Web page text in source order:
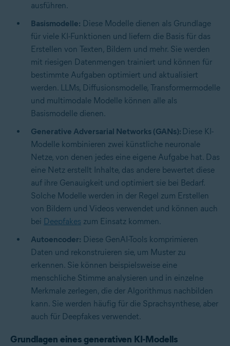
ausführen.
Basismodelle: Diese Modelle dienen als Grundlage
für viele KI-Funktionen und liefern die Basis für das
Erstellen von Texten, Bildern und mehr. Sie werden
mit riesigen Datenmengen trainiert und können für
bestimmte Aufgaben optimiert und aktualisiert
werden. LLMs, Diffusionsmodelle, Transformermodelle
und multimodale Modelle können alle als
Basismodelle dienen.
Generative Adversarial Networks (GANs): Diese KI-
Modelle kombinieren zwei künstliche neuronale
Netze, von denen jedes eine eigene Aufgabe hat. Das
eine Netz erstellt Inhalte, das andere bewertet diese
auf ihre Genauigkeit und optimiert sie bei Bedarf.
Solche Modelle werden in der Regel zum Erstellen
von Bildern und Videos verwendet und können auch
bei Deepfakes zum Einsatz kommen.
Autoencoder: Diese GenAI-Tools komprimieren
Daten und rekonstruieren sie, um Muster zu
erkennen. Sie können beispielsweise eine
menschliche Stimme analysieren und in einzelne
Merkmale zerlegen, die der Algorithmus nachbilden
kann. Sie werden häufig für die Sprachsynthese, aber
auch für Deepfakes verwendet.
Grundlagen eines generativen KI-Modells